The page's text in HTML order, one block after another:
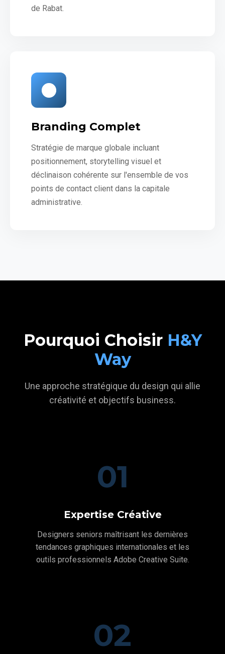
de Rabat.
Branding Complet
Stratégie de marque globale incluant
positionnement, storytelling visuel et
déclinaison cohérente sur l'ensemble de vos
points de contact client dans la capitale
administrative.
Pourquoi Choisir H&Y
Way
Une approche stratégique du design qui allie
créativité et objectifs business.
01
Expertise Créative
Designers seniors maîtrisant les dernières
tendances graphiques internationales et les
outils professionnels Adobe Creative Suite.
02